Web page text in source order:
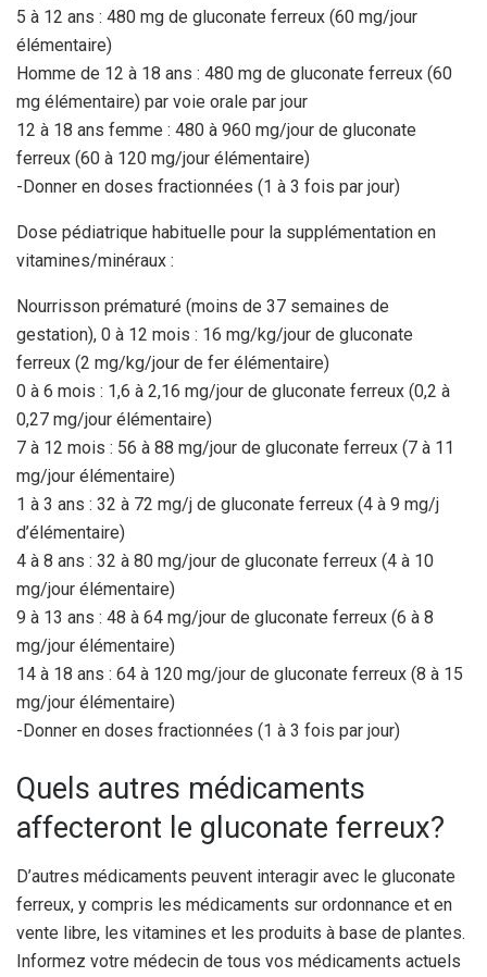
5 à 12 ans : 480 mg de gluconate ferreux (60 mg/jour
élémentaire)
Homme de 12 à 18 ans : 480 mg de gluconate ferreux (60
mg élémentaire) par voie orale par jour
12 à 18 ans femme : 480 à 960 mg/jour de gluconate
ferreux (60 à 120 mg/jour élémentaire)
-Donner en doses fractionnées (1 à 3 fois par jour)
Dose pédiatrique habituelle pour la supplémentation en
vitamines/minéraux :
Nourrisson prématuré (moins de 37 semaines de
gestation), 0 à 12 mois : 16 mg/kg/jour de gluconate
ferreux (2 mg/kg/jour de fer élémentaire)
0 à 6 mois : 1,6 à 2,16 mg/jour de gluconate ferreux (0,2 à
0,27 mg/jour élémentaire)
7 à 12 mois : 56 à 88 mg/jour de gluconate ferreux (7 à 11
mg/jour élémentaire)
1 à 3 ans : 32 à 72 mg/j de gluconate ferreux (4 à 9 mg/j
d’élémentaire)
4 à 8 ans : 32 à 80 mg/jour de gluconate ferreux (4 à 10
mg/jour élémentaire)
9 à 13 ans : 48 à 64 mg/jour de gluconate ferreux (6 à 8
mg/jour élémentaire)
14 à 18 ans : 64 à 120 mg/jour de gluconate ferreux (8 à 15
mg/jour élémentaire)
-Donner en doses fractionnées (1 à 3 fois par jour)
Quels autres médicaments
affecteront le gluconate ferreux?
D’autres médicaments peuvent interagir avec le gluconate
ferreux, y compris les médicaments sur ordonnance et en
vente libre, les vitamines et les produits à base de plantes.
Informez votre médecin de tous vos médicaments actuels